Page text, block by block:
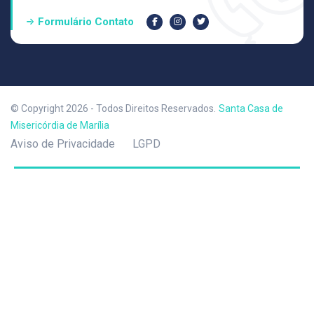
Formulário Contato
© Copyright 2026 - Todos Direitos Reservados. Santa Casa de
Misericórdia de Marília
Aviso de Privacidade LGPD